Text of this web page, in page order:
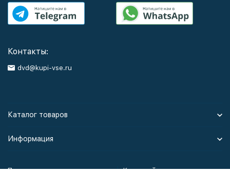
Контакты:
dvd@kupi-vse.ru
Каталог товаров
Информация
Политика персональных данных Карта сайта